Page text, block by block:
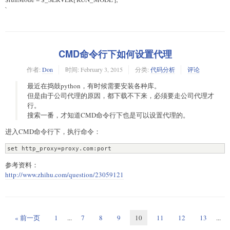
`
CMD命令行下如何设置代理
作者: Don 时间: February 3, 2015 分类: 代码分析 评论
最近在捣鼓python，有时候需要安装各种库。
但是由于公司代理的原因，都下载不下来，必须要走公司代理才
行。
搜索一番，才知道CMD命令行下也是可以设置代理的。
进入CMD命令行下，执行命令：
set http_proxy=proxy.com:port
参考资料：
http://www.zhihu.com/question/23059121
« 前一页 1 ... 7 8 9 10 11 12 13
...